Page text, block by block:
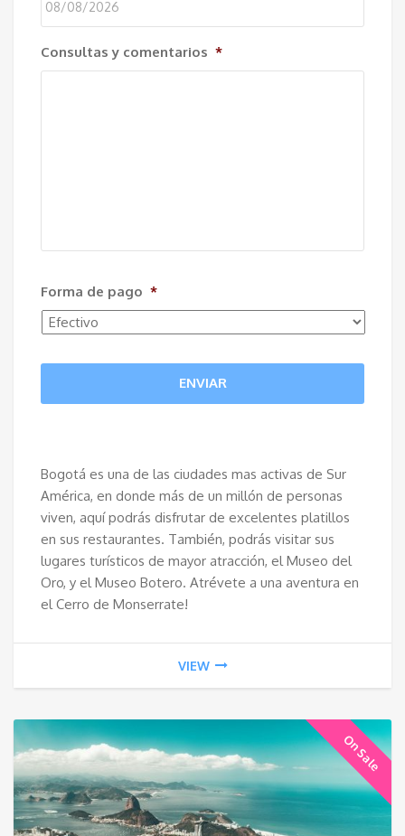
MM
slash
YYYY
DD
slash
Consultas y comentarios *
Forma de pago *
Bogotá es una de las ciudades mas activas de Sur
América, en donde más de un millón de personas
viven, aquí podrás disfrutar de excelentes platillos
en sus restaurantes. También, podrás visitar sus
lugares turísticos de mayor atracción, el Museo del
Oro, y el Museo Botero. Atrévete a una aventura en
el Cerro de Monserrate!
VIEW
On Sale